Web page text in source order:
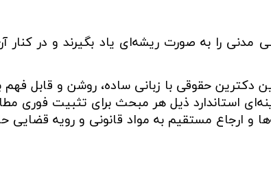
را به صورت ریشه‌ای یاد بگیرند و در
دکترین حقوقی با زبانی ساده، روشن و قابل فهم
استاندارد ذیل هر مبحث برای تثبیت فوری
و ارجاع مستقیم به مواد قانونی و رویه قضایی